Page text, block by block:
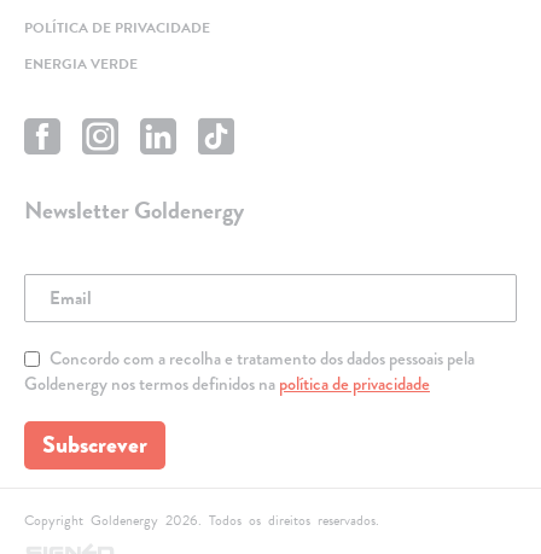
POLÍTICA DE PRIVACIDADE
ENERGIA VERDE
Newsletter Goldenergy
Concordo com a recolha e tratamento dos dados pessoais pela
Goldenergy nos termos definidos napolítica de privacidade
Subscrever
Copyright Goldenergy 2026. Todos os direitos reservados.